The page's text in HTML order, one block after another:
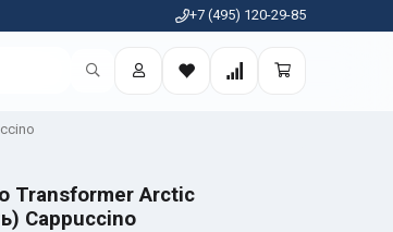
+7 (495) 120-29-85
Transformer Arctic
Cappuccino